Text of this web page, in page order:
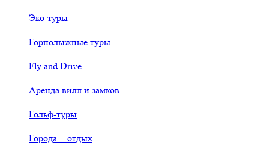
Эко-туры
Горнолыжные туры
Fly and Drive
Аренда вилл и замков
Гольф-туры
Города + отдых